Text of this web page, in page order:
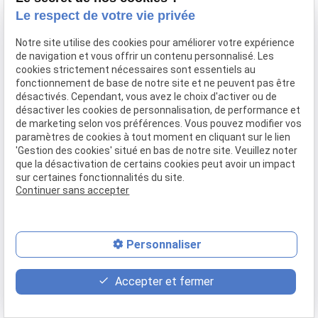
Confier mon bien
Contact
Mentions légalesPolitique de confidentialité
Gestion des cookiesPlan du site
place
Plan d'accès
contact_page
Contact
phone
04 37 28 61 56
Le respect de votre vie privée
Notre site utilise des cookies pour améliorer votre expérience
de navigation et vous offrir un contenu personnalisé. Les
cookies strictement nécessaires sont essentiels au
fonctionnement de base de notre site et ne peuvent pas être
désactivés. Cependant, vous avez le choix d'activer ou de
désactiver les cookies de personnalisation, de performance et
de marketing selon vos préférences. Vous pouvez modifier vos
paramètres de cookies à tout moment en cliquant sur le lien
'Gestion des cookies' situé en bas de notre site. Veuillez noter
que la désactivation de certains cookies peut avoir un impact
sur certaines fonctionnalités du site.
Continuer sans accepter
Personnaliser
Accepter et fermer